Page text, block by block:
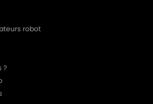
LG-GOLDSTAR TURBO V 3300 TD
robot
?